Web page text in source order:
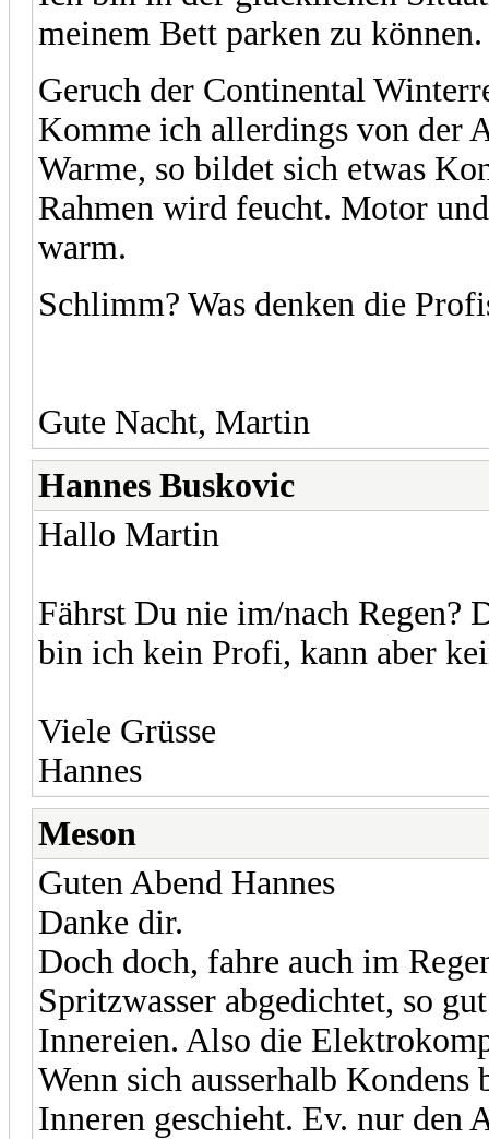
meinem Bett parken zu
Geruch der Continental
Komme ich allerdings von der
Warme, so bildet sich etwas
Rahmen wird feucht. Motor
warm.
Schlimm? Was denken die
Gute Nacht, Martin
Hannes Buskovic
Hallo Martin
Fährst Du nie im/nach Regen?
bin ich kein Profi, kann aber
Viele Grüsse
Hannes
Meson
Guten Abend Hannes
Danke dir.
Doch doch, fahre auch im
Spritzwasser abgedichtet, so
Innereien. Also die
Wenn sich ausserhalb
Inneren geschieht. Ev. nur den